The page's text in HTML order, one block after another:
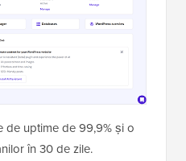
de uptime de 99,9% și o
în 30 de zile.